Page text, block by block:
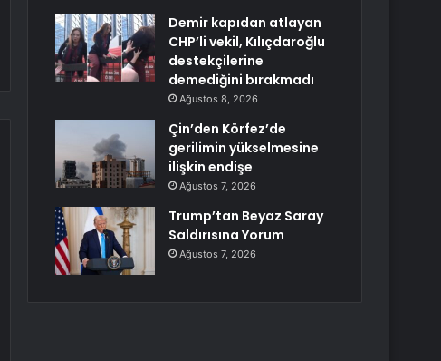
Demir kapıdan atlayan
CHP’li vekil, Kılıçdaroğlu
destekçilerine
demediğini bırakmadı
Ağustos 8, 2026
Çin’den Körfez’de
gerilimin yükselmesine
ilişkin endişe
Ağustos 7, 2026
Trump’tan Beyaz Saray
Saldırısına Yorum
Ağustos 7, 2026